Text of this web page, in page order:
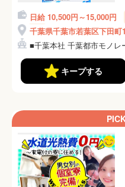
日給 10,500円～15,000円
ート
千葉県千葉市若葉区下田町
キープする